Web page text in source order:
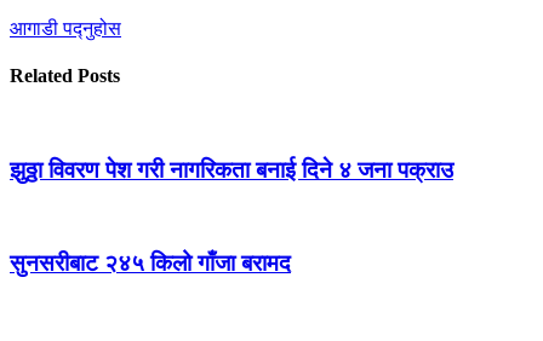
आगाडी पद्नुहोस
Related Posts
झुठ्ठा विवरण पेश गरी नागरिकता बनाई दिने ४ जना पक्राउ
सुनसरीबाट २४५ किलो गाँजा बरामद